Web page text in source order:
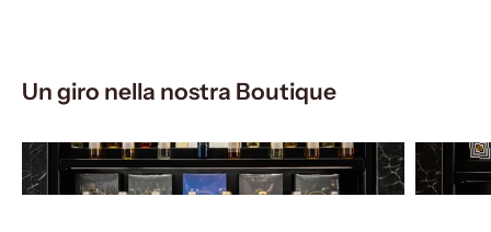
Un giro nella nostra Boutique